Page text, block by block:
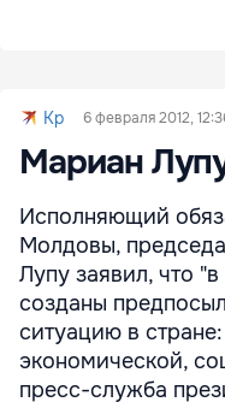
Kp 6 февраля 2012,
Мариан
Исполняющий
Молдовы,
Лупу заявил, что
созданы
ситуацию в
экономической,
пресс-служба